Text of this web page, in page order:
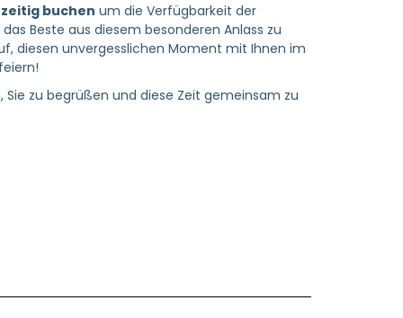
buchen um die Verfügbarkeit der
Beste aus diesem besonderen Anlass zu
diesen unvergesslichen Moment mit Ihnen im
Sie zu begrüßen und diese Zeit gemeinsam zu